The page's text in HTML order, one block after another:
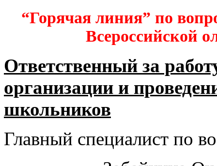
“Горячая линия” по
Всероссийской
Ответственный за
организации и
школьников​
Главный специалист по